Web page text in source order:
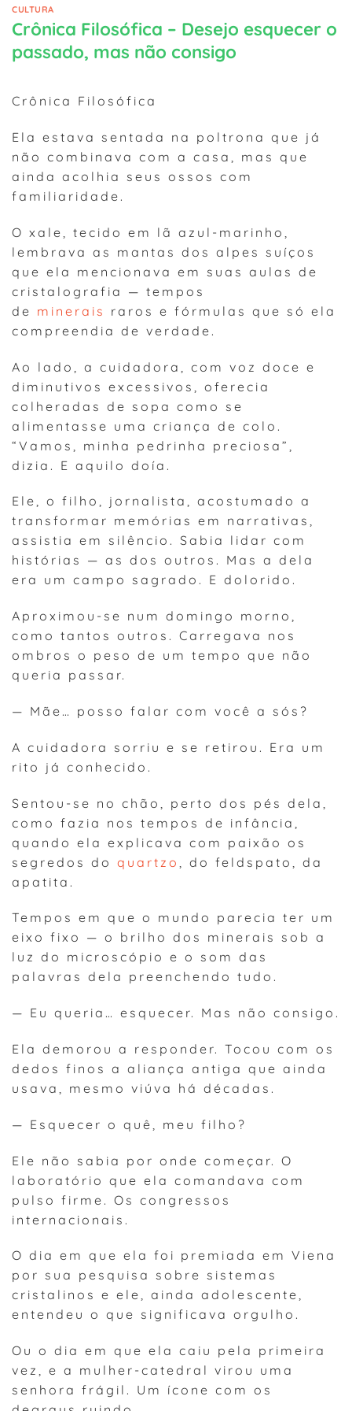
CULTURA
Crônica Filosófica – Desejo esquecer o
passado, mas não consigo
Crônica Filosófica
Ela estava sentada na poltrona que já
não combinava com a casa, mas que
ainda acolhia seus ossos com
familiaridade.
O xale, tecido em lã azul-marinho,
lembrava as mantas dos alpes suíços
que ela mencionava em suas aulas de
cristalografia — tempos
de minerais raros e fórmulas que só ela
compreendia de verdade.
Ao lado, a cuidadora, com voz doce e
diminutivos excessivos, oferecia
colheradas de sopa como se
alimentasse uma criança de colo.
“Vamos, minha pedrinha preciosa”,
dizia. E aquilo doía.
Ele, o filho, jornalista, acostumado a
transformar memórias em narrativas,
assistia em silêncio. Sabia lidar com
histórias — as dos outros. Mas a dela
era um campo sagrado. E dolorido.
Aproximou-se num domingo morno,
como tantos outros. Carregava nos
ombros o peso de um tempo que não
queria passar.
— Mãe… posso falar com você a sós?
A cuidadora sorriu e se retirou. Era um
rito já conhecido.
Sentou-se no chão, perto dos pés dela,
como fazia nos tempos de infância,
quando ela explicava com paixão os
segredos do quartzo
, do feldspato, da
apatita.
Tempos em que o mundo parecia ter um
eixo fixo — o brilho dos minerais sob a
luz do microscópio e o som das
palavras dela preenchendo tudo.
— Eu queria… esquecer. Mas não consigo.
Ela demorou a responder. Tocou com os
dedos finos a aliança antiga que ainda
usava, mesmo viúva há décadas.
— Esquecer o quê, meu filho?
Ele não sabia por onde começar. O
laboratório que ela comandava com
pulso firme. Os congressos
internacionais.
O dia em que ela foi premiada em Viena
por sua pesquisa sobre sistemas
cristalinos e ele, ainda adolescente,
entendeu o que significava orgulho.
Ou o dia em que ela caiu pela primeira
vez, e a mulher-catedral virou uma
senhora frágil. Um ícone com os